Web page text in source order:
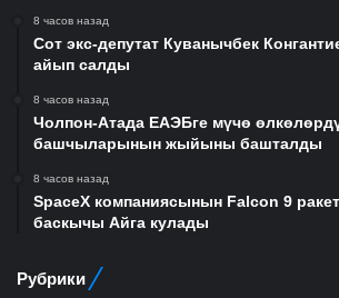
8 часов назад
Сот экс-депутат Куванычбек
айып салды
8 часов назад
Чолпон-Атада ЕАЭБге мүчө
башчыларынын жыйыны башталды
8 часов назад
SpaceX компаниясынын Falcon 9
баскычы Айга кулады
Рубрики